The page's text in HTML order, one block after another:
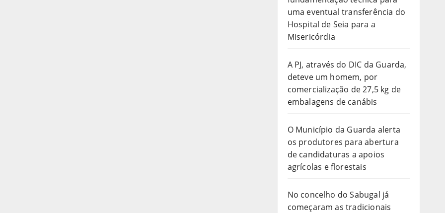
uma eventual transferência do
Hospital de Seia para a
Misericórdia
A PJ, através do DIC da Guarda,
deteve um homem, por
comercialização de 27,5 kg de
embalagens de canábis
O Município da Guarda alerta
os produtores para abertura
de candidaturas a apoios
agrícolas e florestais
No concelho do Sabugal já
começaram as tradicionais